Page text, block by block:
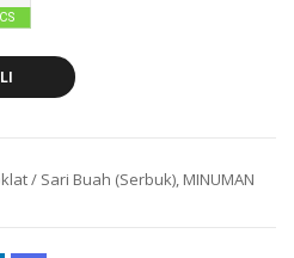
/ Sari Buah (Serbuk), MINUMAN